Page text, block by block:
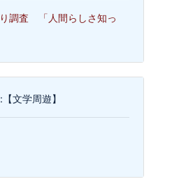
調査 「人間らしさ知っ
文学周遊】